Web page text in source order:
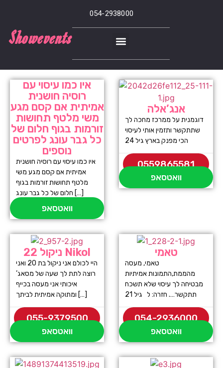
054-2938000
Showevents
איו כמו עיסוי עם
רוסיה חושנית
אמיתית אם קסם מגע
משי מלטף תחושות
זורמות בגוף חלום של
כל גבר עונג לפרטים
נוספים
איו כמו עיסוי עם רוסיה חושנית
אמיתית אם קסם מגע משי
מלטף תחושות זורמות בגוף
חלום של כל גבר עונג […]
וואטסאפ
אנג’אלה
דוגמנית על ממרכז מחכה לך
שתתקשר ותזמין אותי לעיסוי
הכי מפנק בארץ גיל 24
0559865581
וואטסאפ
ניקול 22 Nikol
היי לכולם אני ניקול בת 20 ואני
רוצה לתת לך שעה של מסאג’
איכותי אני מעסה בכייף
ומתוקה אמיתית לביתך […]
055-9379500
וואטסאפ
טאמי
טאמי, מעסה
מהממת,התמונות אמיתיות
מבטיחה לך עיסוי שלא תשכח
054-2936000
וואטסאפ